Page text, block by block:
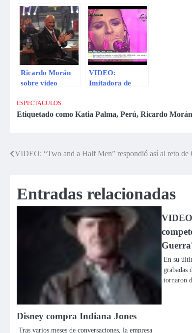
imitador de Oscar
D’León con
Ricardo Morán
Ricardo Morán
en accidente de
moto
Ricardo Morán
sobre video
Oliva: «No es
Karen»
VIDEO:
Imitadora de
tras críticas de
ESPECTACULOS
Etiquetado como Katia Palma, Perú, Ricardo Morán
Navegación
entradas
VIDEO: “Two and a Half Men” respondió así al reto de
Entradas relacionadas
Disney compra Indiana Jones
Tras varios meses de conversaciones, la empresa
En su
grabadas
tornaron